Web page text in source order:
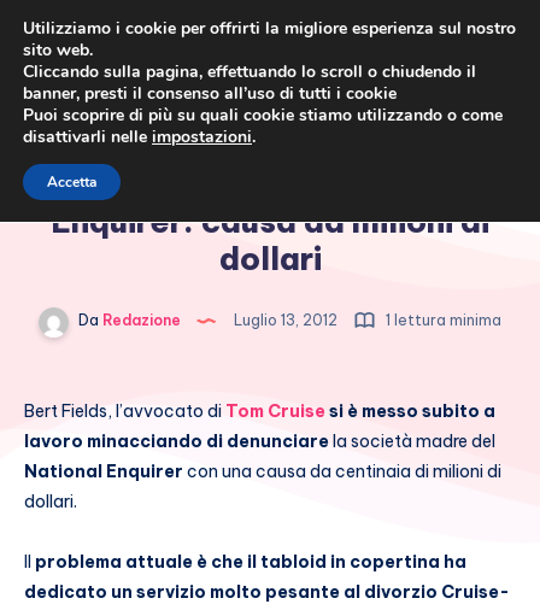
Tom Cruise contro il National
Enquirer: causa da milioni di
dollari
Da Redazione Luglio 13, 2012 1 lettura minima
Bert Fields, l’avvocato di Tom Cruise si è messo subito a
lavoro minacciando di denunciarela società madre del
National Enquirer con una causa da centinaia di milioni di
dollari.
Il problema attuale è che il tabloid in copertina ha
dedicato un servizio molto pesante al divorzio Cruise-
Utilizziamo i cookie per offrirti la migliore esperienza sul nostro
sito web.
Cliccando sulla pagina, effettuando lo scroll o chiudendo il
banner, presti il consenso all’uso di tutti i cookie
Puoi scoprire di più su quali cookie stiamo utilizzando o come
disattivarli nelle impostazioni.
Accetta